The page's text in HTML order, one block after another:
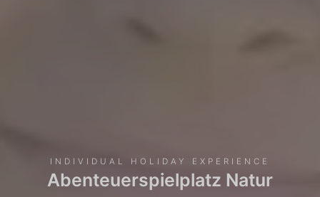
INDIVIDUAL HOLIDAY EXPERIENCE
Abenteuerspielplatz Natur